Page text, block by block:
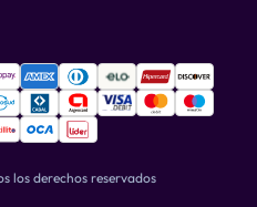
los derechos reservados